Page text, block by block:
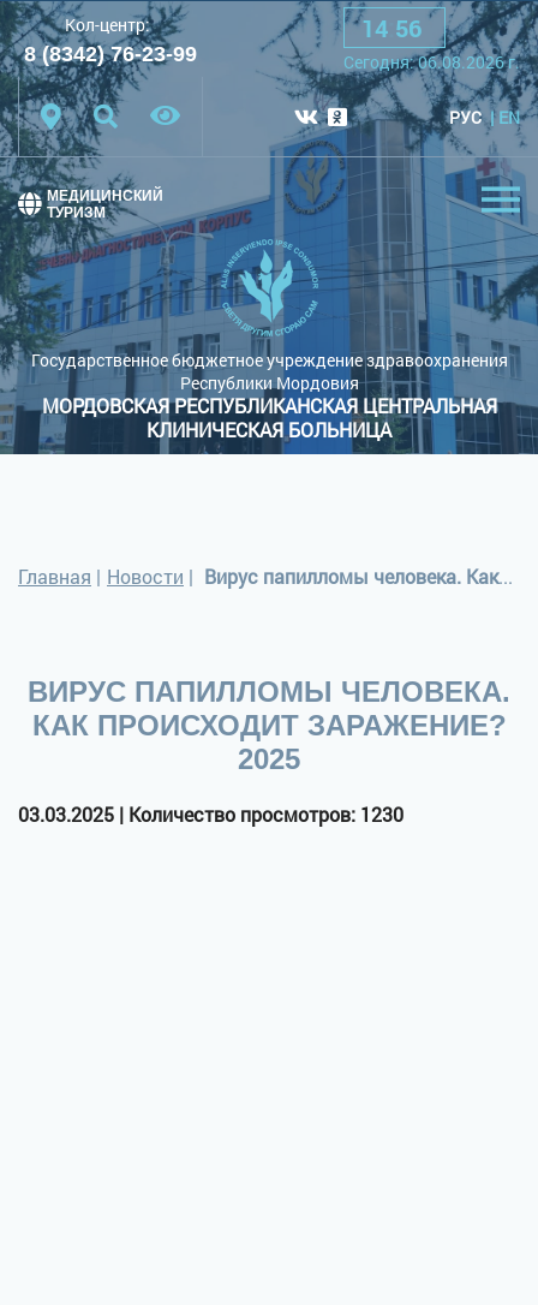
Шрифт: A A A
Цветовая схема: Черная схема
Обычный сайт
Кол-центр:
8 (8342) 76-23-99
14 56
Сегодня:06.08.2026г.
РУС EN
Государственное бюджетное учреждение здравоохранения
Республики Мордовия
МОРДОВСКАЯ РЕСПУБЛИКАНСКАЯ ЦЕНТРАЛЬНАЯ
КЛИНИЧЕСКАЯ БОЛЬНИЦА
МЕДИЦИНСКИЙ
ТУРИЗМ
Главная | Новости | Вирус папилломы человека. Как происходит заражение? 2025
ВИРУС ПАПИЛЛОМЫ ЧЕЛОВЕКА.
КАК ПРОИСХОДИТ ЗАРАЖЕНИЕ?
2025
03.03.2025 | Количество просмотров: 1230